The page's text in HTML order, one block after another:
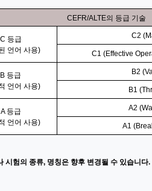
CEFR/ALTE의 등급 기술
C 등급
언어 사용)
C2
C1 (Effective
B 등급
언어 사용)
B2
B1
A 등급
언어 사용)
A2
A1
시험의 종류, 명칭은 향후 변경될 수 있습니다.